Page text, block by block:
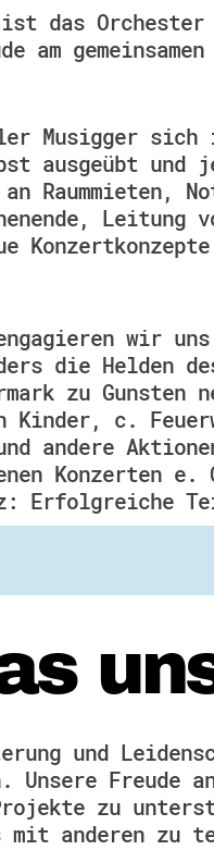
das
am
Musigger sich
ausgeübt und
Raummieten,
Leitung
wir
die Helden
zu Gunsten
Kinder, c.
andere
Konzerten
Erfolgreiche
und
Freude
zu
mit anderen